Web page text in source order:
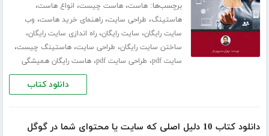
برچسب‌ها:هاست،هاست چیست، انواع هاست،
هاستینگ، طراحی سایت،راهنمای خرید هاست، وب
سایت رایگان، سایت رایگان،راه اندازی سایت رایگان،
ساختن سایت رایگان، طراحی سایت،هاستینگ چیست،
سایت pdf ، طراحی سایت pdf ،هاست رایگان همیشگی
دانلود کتاب
دانلود کتاب 10 دلیل اصلی که سایت یا محتوای شما در گوگل